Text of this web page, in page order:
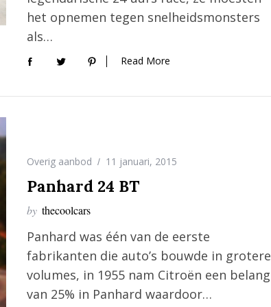
het opnemen tegen snelheidsmonsters
als…
Read More
Overig aanbod 11 januari, 2015
Panhard 24 BT
by thecoolcars
Panhard was één van de eerste
fabrikanten die auto’s bouwde in grotere
volumes, in 1955 nam Citroën een belang
van 25% in Panhard waardoor…